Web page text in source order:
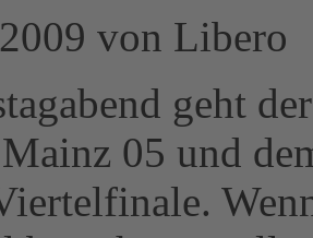
von Libero
geht
05 und